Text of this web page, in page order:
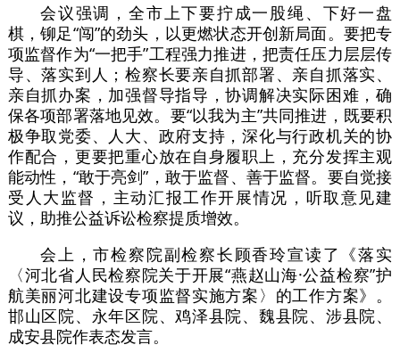
会议强调，全市上下要拧成一股绳、下好一盘
棋，铆足“闯”的劲头，以更燃状态开创新局面。要把专
项监督作为“一把手”工程强力推进，把责任压力层层传
导、落实到人；检察长要亲自抓部署、亲自抓落实、
亲自抓办案，加强督导指导，协调解决实际困难，确
保各项部署落地见效。要“以我为主”共同推进，既要积
极争取党委、人大、政府支持，深化与行政机关的协
作配合，更要把重心放在自身履职上，充分发挥主观
能动性，“敢于亮剑”，敢于监督、善于监督。要自觉接
受人大监督，主动汇报工作开展情况，听取意见建
议，助推公益诉讼检察提质增效。
会上，市检察院副检察长顾香玲宣读了《落实
〈河北省人民检察院关于开展“燕赵山海·公益检察”护
航美丽河北建设专项监督实施方案〉的工作方案》。
邯山区院、永年区院、鸡泽县院、魏县院、涉县院、
成安县院作表态发言。